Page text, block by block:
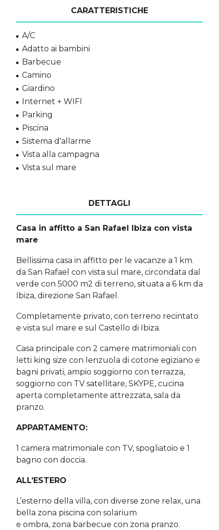
CARATTERISTICHE
A/C
Adatto ai bambini
Barbecue
Camino
Giardino
Internet + WIFI
Parking
Piscina
Sistema d'allarme
Vista alla campagna
Vista sul mare
DETTAGLI
Casa in affitto a San Rafael Ibiza con vista
mare
Bellissima casa in affitto per le vacanze a 1 km.
da San Rafael con vista sul mare, circondata dal
verde con 5000 m2 di terreno, situata a 6 km da
Ibiza, direzione San Rafael.
Completamente privato, con terreno recintato
e vista sul mare e sul Castello di Ibiza.
Casa principale con 2 camere matrimoniali con
letti king size con lenzuola di cotone egiziano e
bagni privati, ampio soggiorno con terrazza,
soggiorno con TV satellitare, SKYPE, cucina
aperta completamente attrezzata, sala da
pranzo.
APPARTAMENTO:
1 camera matrimoniale con TV, spogliatoio e 1
bagno con doccia.
ALL’ESTERO
L’esterno della villa, con diverse zone relax, una
bella zona piscina con solarium
e ombra, zona barbecue con zona pranzo.